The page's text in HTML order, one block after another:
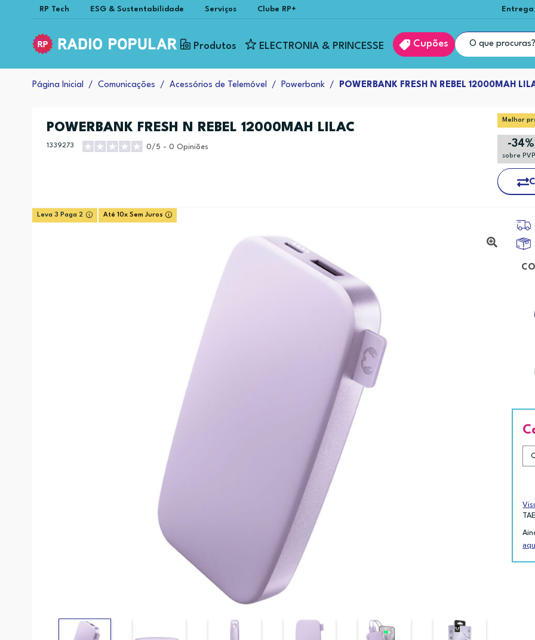
RP Tech ESG & Sustentabilidade Serviços Clube RP+
Produtos ELECTRONIA & PRINCESSE Cupões
Página Inicial Comunicações Acessórios de Telemóvel Powerbank POWERBANK FRESH N REBEL 12000MAH
POWERBANK FRESH N REBEL 12000MAH LILAC
1339273 0/5 - 0 Opiniões
Melhor
-34%
sobre
Leva 3 Paga 2 Até 10x Sem Juros